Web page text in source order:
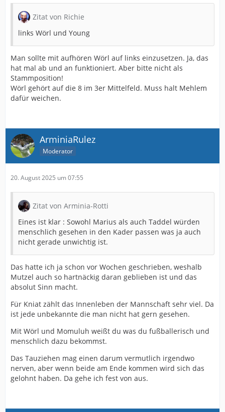
Zitat von Richie
links Wörl und Young
Man sollte mit aufhören Wörl auf links einzusetzen. Ja, das
hat mal ab und an funktioniert. Aber bitte nicht als
Stammposition!
Wörl gehört auf die 8 im 3er Mittelfeld. Muss halt Mehlem
dafür weichen.
ArminiaRulez
Moderator
20. August 2025 um 07:55
Zitat von Arminia-Rotti
Eines ist klar : Sowohl Marius als auch Taddel würden
menschlich gesehen in den Kader passen was ja auch
nicht gerade unwichtig ist.
Das hatte ich ja schon vor Wochen geschrieben, weshalb
Mutzel auch so hartnäckig daran geblieben ist und das
absolut Sinn macht.
Für Kniat zählt das Innenleben der Mannschaft sehr viel. Da
ist jede unbekannte die man nicht hat gern gesehen.
Mit Wörl und Momuluh weißt du was du fußballerisch und
menschlich dazu bekommst.
Das Tauziehen mag einen darum vermutlich irgendwo
nerven, aber wenn beide am Ende kommen wird sich das
gelohnt haben. Da gehe ich fest von aus.